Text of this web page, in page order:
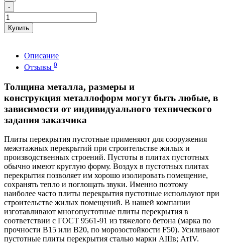
-
Купить
Описание
Отзывы 0
Толщина металла, размеры и
конструкция металлоформ могут быть любые, в
зависимости от индивидуального технического
задания заказчика
Плиты перекрытия пустотные применяют для сооружения
межэтажных перекрытий при строительстве жилых и
производственных строений. Пустоты в плитах пустотных
обычно имеют круглую форму. Воздух в пустотных плитах
перекрытия позволяет им хорошо изолировать помещение,
сохранять тепло и поглощать звуки. Именно поэтому
наиболее часто плиты перекрытия пустотные используют при
строительстве жилых помещений. В нашей компании
изготавливают многопустотные плиты перекрытия в
соответствии с ГОСТ 9561-91 из тяжелого бетона (марка по
прочности В15 или В20, по морозостойкости F50). Усиливают
пустотные плиты перекрытия сталью марки АIIIв; АтIV.